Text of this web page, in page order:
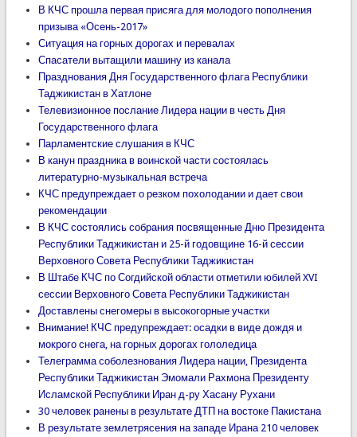
В КЧС прошла первая присяга для молодого пополнения
призыва «Осень-2017»
Ситуация на горных дорогах и перевалах
Спасатели вытащили машину из канала
Празднования Дня Государственного флага Республики
Таджикистан в Хатлоне
Телевизионное послание Лидера нации в честь Дня
Государственного флага
Парламентские слушания в КЧС
В канун праздника в воинской части состоялась
литературно-музыкальная встреча
КЧС предупреждает о резком похолодании и дает свои
рекомендации
В КЧС состоялись собрания посвященные Дню Президента
Республики Таджикистан и 25-й годовщине 16-й сессии
Верховного Совета Республики Таджикистан
В Штабе КЧС по Согдийской области отметили юбилей XVI
сессии Верховного Совета Республики Таджикистан
Доставлены снегомеры в высокогорные участки
Внимание! КЧС предупреждает: осадки в виде дождя и
мокрого снега, на горных дорогах гололедица
Телеграмма соболезнования Лидера нации, Президента
Республики Таджикистан Эмомали Рахмона Президенту
Исламской Республики Иран д-ру Хасану Рухани
30 человек ранены в результате ДТП на востоке Пакистана
В результате землетрясения на западе Ирана 210 человек